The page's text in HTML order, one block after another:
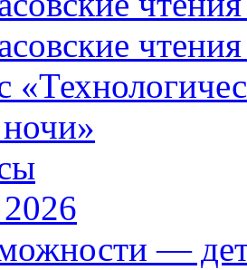
—